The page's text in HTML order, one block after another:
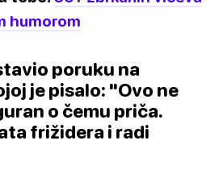
humorom
poruku na
je pisalo: "Ovo ne
o čemu priča.
frižidera i radi